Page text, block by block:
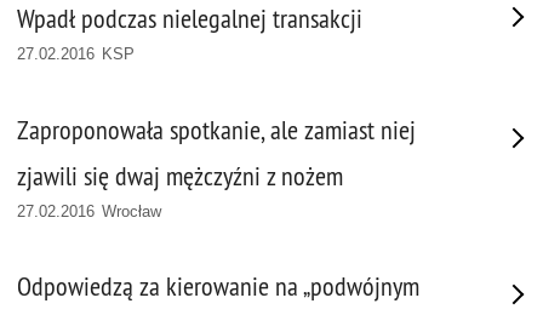
Wpadł podczas nielegalnej transakcji
27.02.2016 KSP
Zaproponowała spotkanie, ale zamiast niej
zjawili się dwaj mężczyźni z nożem
27.02.2016 Wrocław
Odpowiedzą za kierowanie na „podwójnym